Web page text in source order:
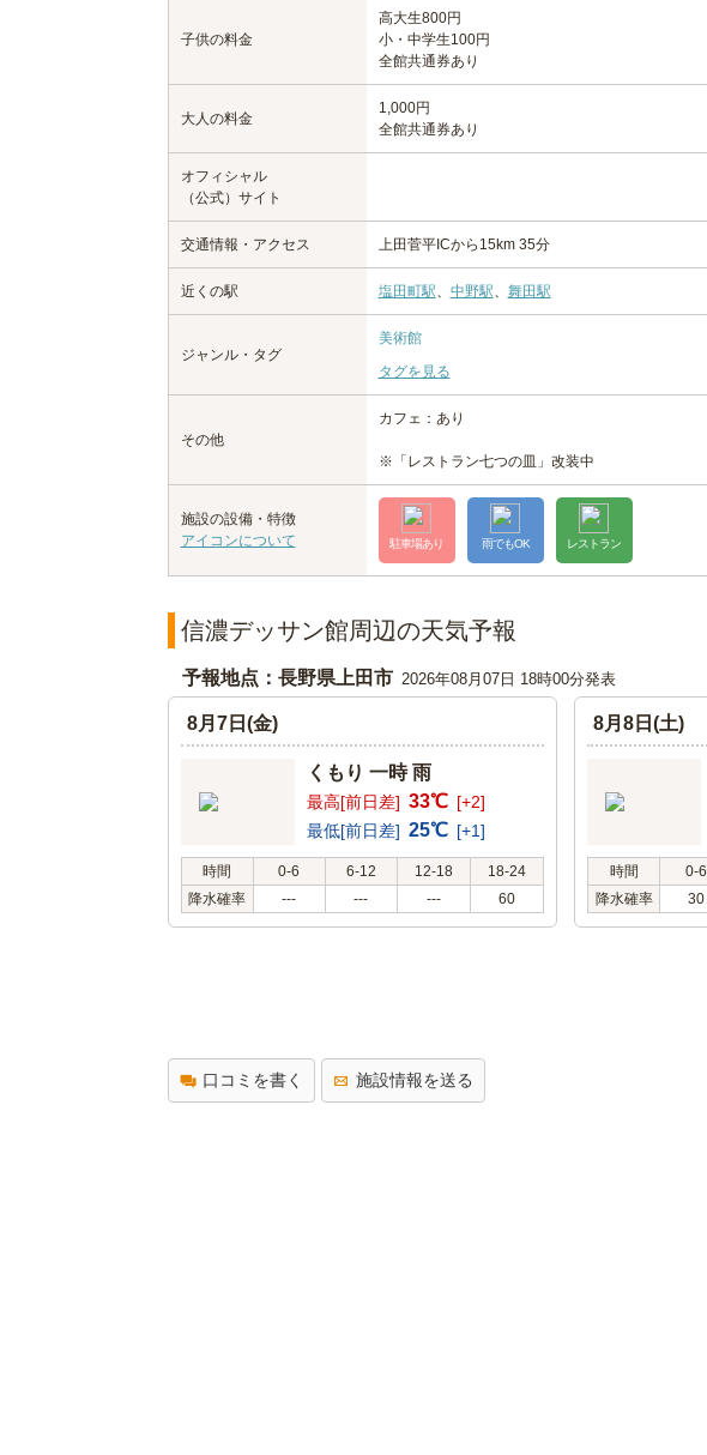
子供の料金
高大生800円
小・中学生100円
全館共通券あり
大人の料金
1,000円
全館共通券あり
オフィシャル
（公式）サイト
交通情報・アクセス 上田菅平ICから15km 35分
近くの駅 塩田町駅、 中野駅、 舞田駅
ジャンル・タグ
美術館
タグを見る
その他
カフェ：あり
※「レストラン七つの皿」改装中
施設の設備・特徴
アイコンについて
駐車場あり 雨でもOK レストラン
信濃デッサン館周辺の天気予報
予報地点：長野県上田市 2026年08月07日 18時00分発表
8月7日(金)
くもり 一時 雨
最高[前日差] 33℃ [+2]
最低[前日差] 25℃ [+1]
時間 0-6 6-12 12-18
18-24
降水確率
--- --- --- 60
8月8日(土)
時間 0-6
降水確率
30
口コミを書く 施設情報を送る